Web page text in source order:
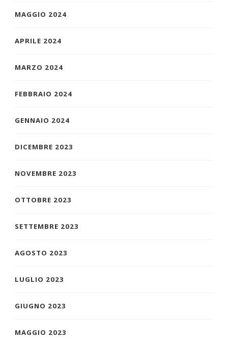
MAGGIO 2024
APRILE 2024
MARZO 2024
FEBBRAIO 2024
GENNAIO 2024
DICEMBRE 2023
NOVEMBRE 2023
OTTOBRE 2023
SETTEMBRE 2023
AGOSTO 2023
LUGLIO 2023
GIUGNO 2023
MAGGIO 2023